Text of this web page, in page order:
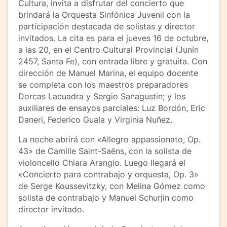
Cultura, invita a disfrutar del concierto que
brindará la Orquesta Sinfónica Juvenil con la
participación destacada de solistas y director
invitados. La cita es para el jueves 16 de octubre,
a las 20, en el Centro Cultural Provincial (Junín
2457, Santa Fe), con entrada libre y gratuita. Con
dirección de Manuel Marina, el equipo docente
se completa con los maestros preparadores
Dorcas Lacuadra y Sergio Sanagustin; y los
auxiliares de ensayos parciales: Luz Bordón, Eric
Daneri, Federico Guala y Virginia Nuñez.
La noche abrirá con «Allegro appassionato, Op.
43» de Camille Saint-Saëns, con la solista de
violoncello Chiara Arangio. Luego llegará el
«Concierto para contrabajo y orquesta, Op. 3»
de Serge Koussevitzky, con Melina Gómez como
solista de contrabajo y Manuel Schurjin como
director invitado.